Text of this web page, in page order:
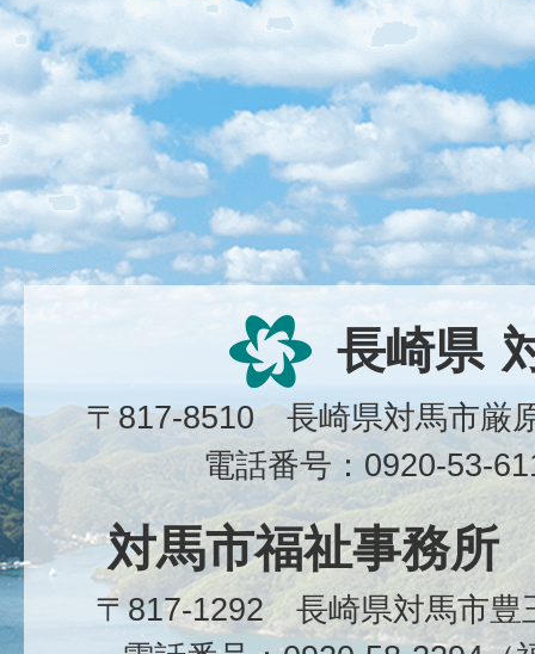
長崎県
〒817-8510 長崎県対馬市
電話番号：0920-53-
対馬市福祉事務所
〒817-1292 長崎県対馬市